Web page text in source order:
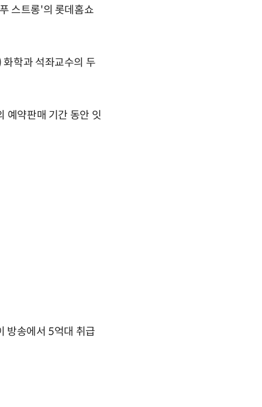
스트롱'의 롯데홈쇼
학과 석좌교수의 두
예약판매 기간 동안 잇
방송에서 5억대 취급